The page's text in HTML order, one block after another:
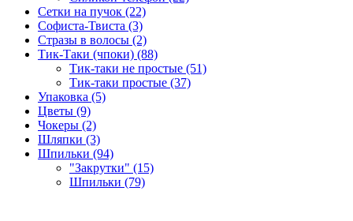
Сетки на пучок (22)
Софиста-Твиста (3)
Стразы в волосы (2)
Тик-Таки (чпоки) (88)
Тик-таки не простые (51)
Тик-таки простые (37)
Упаковка (5)
Цветы (9)
Чокеры (2)
Шляпки (3)
Шпильки (94)
"Закрутки" (15)
Шпильки (79)